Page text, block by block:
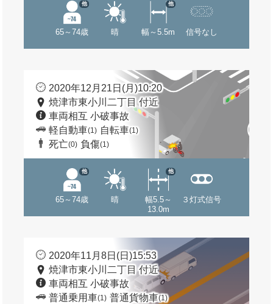
65～74歳
他
晴 幅～5.5m
他
信号なし
2020年12月21日(月)10:20
焼津市東小川二丁目 付近
車両相互 小破事故
軽自動車(1) 自転車(1)
死亡(0) 負傷(1)
65～74歳
他
晴
幅5.5～
13.0m
他
３灯式信号
2020年11月8日(日)15:53
焼津市東小川二丁目 付近
車両相互 小破事故
普通乗用車(1) 普通貨物車(1)